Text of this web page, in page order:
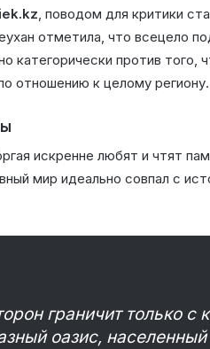
, поводом для критики
отметила, что всецело
категорически против того,
отношению к целому региону.
искренне любят и чтят
мир идеально совпал с
граничит только с
оазис, населенный